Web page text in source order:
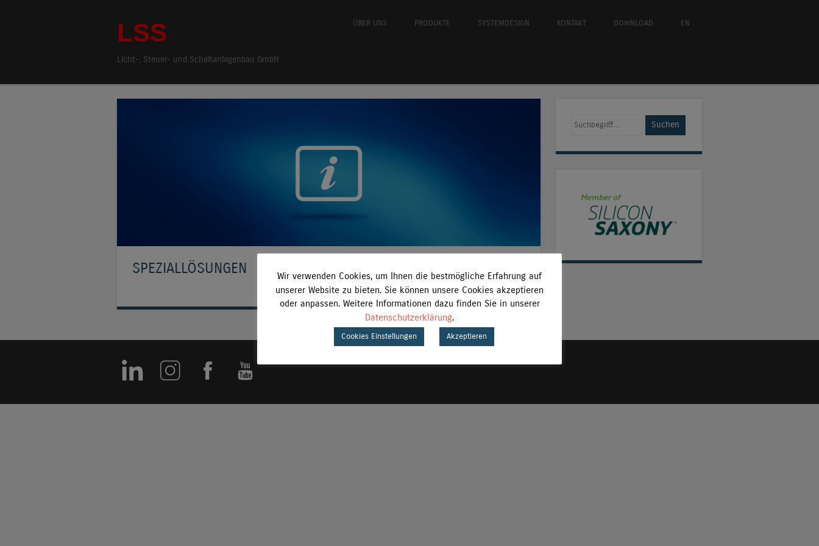
LSS
Licht-, Steuer- und Schaltanlagenbau GmbH
Springe zum InhaltÜBER UNS PRODUKTE SYSTEMDESIGN KONTAKT DOWNLOAD EN
SPEZIALLÖSUNGEN
Suchen
Wir verwenden Cookies, um Ihnen die bestmögliche Erfahrung auf
unserer Website zu bieten. Sie können unsere Cookies akzeptieren
oder anpassen. Weitere Informationen dazu finden Sie in unserer
Datenschutzerklärung.
Cookies Einstellungen Akzeptieren